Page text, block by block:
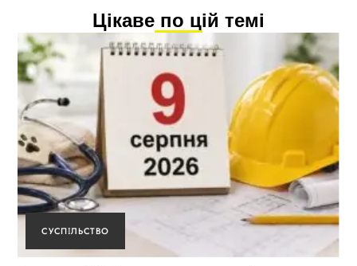
Цікаве по цій темі
СУСПІЛЬСТВО